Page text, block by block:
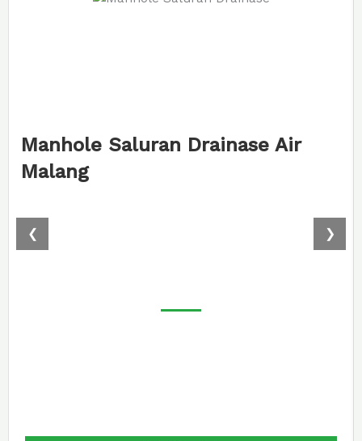
❮ ❯
Saluran Drainase Air